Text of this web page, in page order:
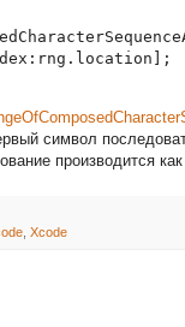
символ
производится
Xcode